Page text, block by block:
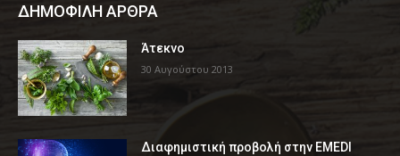
ΔΗΜΟΦΙΛΗ ΑΡΘΡΑ
Άτεκνο
30 Αυγούστου 2013
Διαφημιστική προβολή στην EMEDI